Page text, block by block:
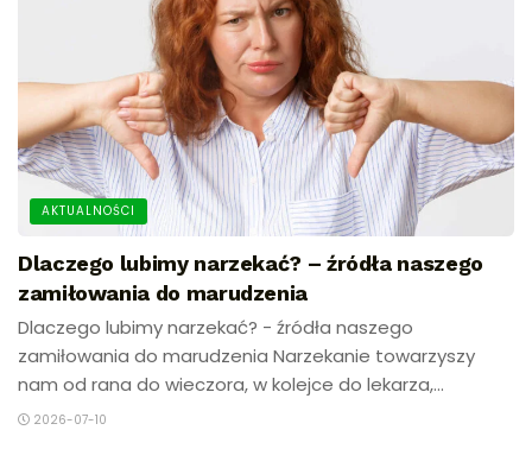
AKTUALNOŚCI
Dlaczego lubimy narzekać? – źródła naszego
zamiłowania do marudzenia
Dlaczego lubimy narzekać? - źródła naszego
zamiłowania do marudzenia Narzekanie towarzyszy
nam od rana do wieczora, w kolejce do lekarza,...
2026-07-10